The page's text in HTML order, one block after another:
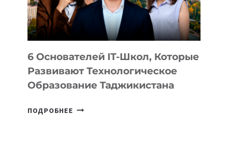
OPENAI
6 Основателей IT-Школ, Которые
Развивают Технологическое
Образование Таджикистана
ПОДРОБНЕЕ 6